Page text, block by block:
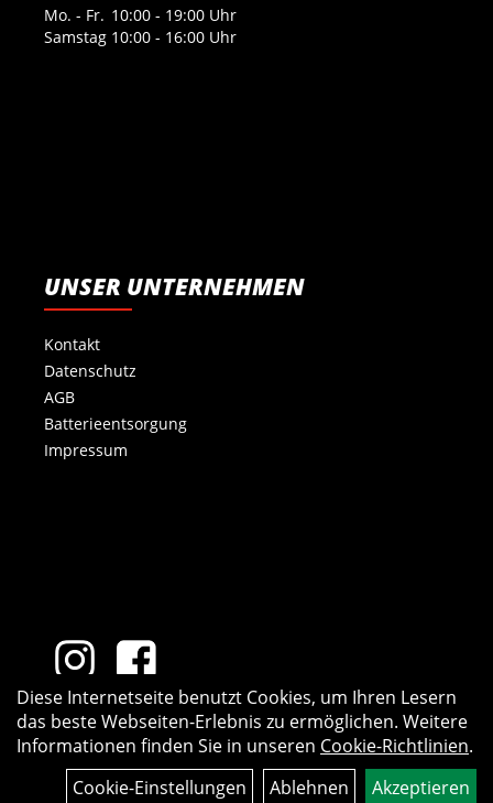
Mo. - Fr. 10:00 - 19:00 Uhr
Samstag 10:00 - 16:00 Uhr
UNSER UNTERNEHMEN
Kontakt
Datenschutz
AGB
Batterieentsorgung
Impressum
Diese Internetseite benutzt Cookies, um Ihren Lesern
das beste Webseiten-Erlebnis zu ermöglichen. Weitere
Informationen finden Sie in unseren Cookie-Richtlinien.
Cookie-Einstellungen
Ablehnen Akzeptieren